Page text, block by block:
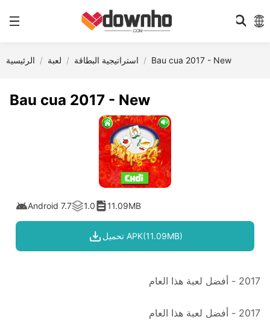
الرئيسية لعبة استراتيجية البطاقة Bau cua 2017 - New
Bau cua 2017 - New
Android 7.7 1.0 11.09MB
تحميل APK(11.09MB)
2017 - أفضل لعبة هذا العام
2017 - أفضل لعبة هذا العام